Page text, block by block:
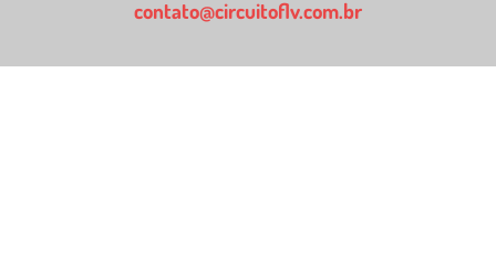
contato@circuitoflv.com.br